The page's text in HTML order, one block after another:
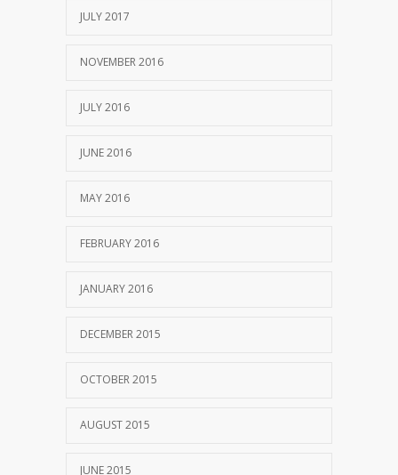
JULY 2017
NOVEMBER 2016
JULY 2016
JUNE 2016
MAY 2016
FEBRUARY 2016
JANUARY 2016
DECEMBER 2015
OCTOBER 2015
AUGUST 2015
JUNE 2015